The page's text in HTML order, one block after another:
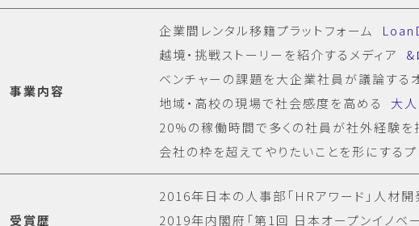
事業内容
企業間レンタル移籍プラットフォーム
越境・挑戦ストーリーを紹介するメディア
&
ベンチャーの課題を大企業社員が議論する
地域・高校の現場で社会感度を高める
大
20%の稼働時間で多くの社員が社外経験を
会社の枠を超えてやりたいことを形にするプ
受賞歴
2016年日本の人事部「HRアワード」人材
2019年内閣府「第1回 日本オープンイノベ